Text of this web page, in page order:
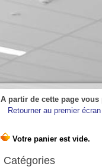
A partir de cette page vous
Retourner au premier
Catégories